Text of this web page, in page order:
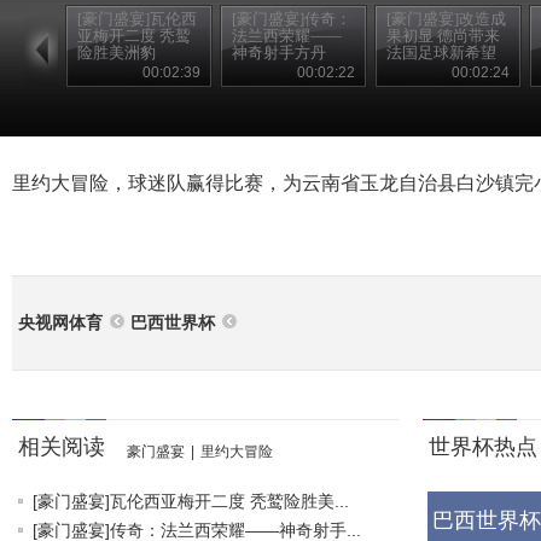
[豪门盛宴]瓦伦西
亚梅开二度 秃鹫
险胜美洲豹
00:02:39
[豪门盛宴]传奇：
法兰西荣耀——
神奇射手方丹
00:02:22
[豪门盛宴]改造成
果初显 德尚带来
法国足球新希望
00:02:24
里约大冒险，球迷队赢得比赛，为云南省玉龙自治县白沙镇完
央视网体育 巴西世界杯
相关阅读 豪门盛宴 里约大冒险
[豪门盛宴]瓦伦西亚梅开二度 秃鹫险胜美...
[豪门盛宴]传奇：法兰西荣耀——神奇射手...
世界杯热点
巴西世界